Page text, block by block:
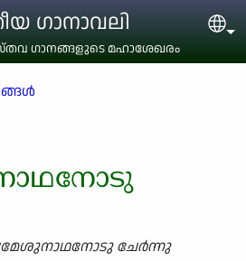
ഗാനാവലി
ഗാനങ്ങളുടെ മഹാശേഖരം
ചേർന്നു